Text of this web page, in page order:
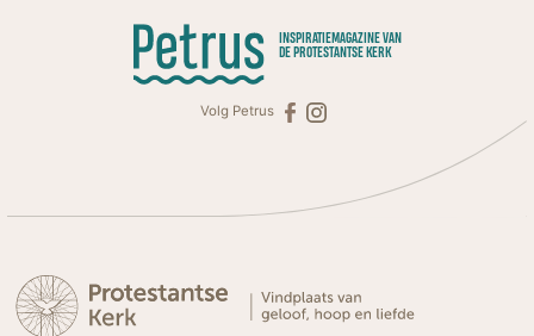
INSPIRATIEMAGAZINE VAN
DE PROTESTANTSE KERK
Volg Petrus